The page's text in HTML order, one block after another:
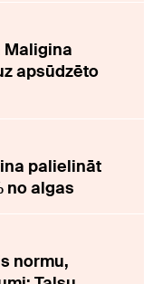
Maligina
apsūdzēto
palielināt
no algas
normu,